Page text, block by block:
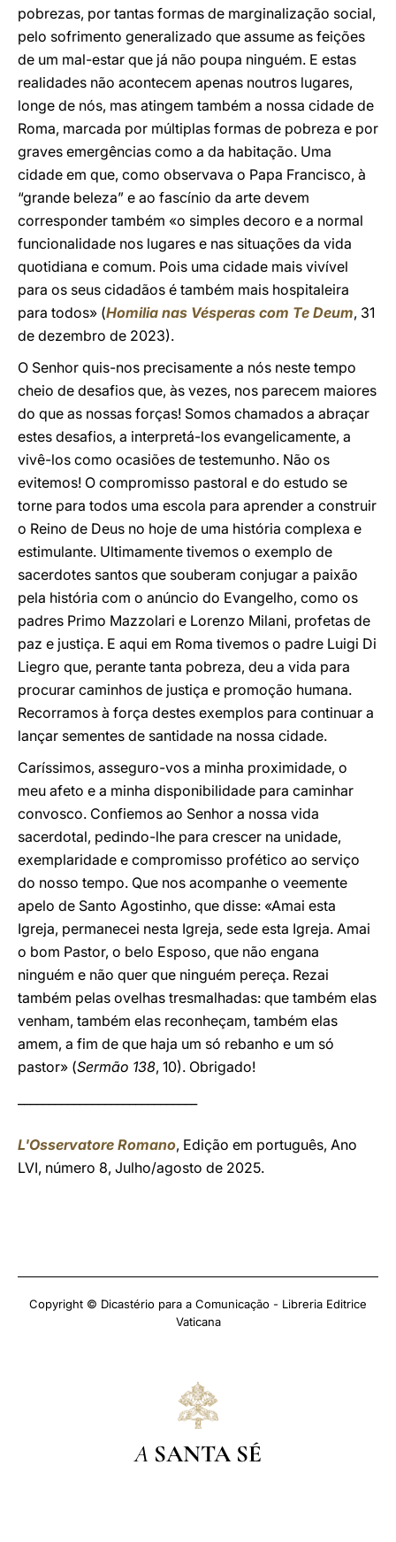
pobrezas, por tantas formas de marginalização social,
pelo sofrimento generalizado que assume as feições
de um mal-estar que já não poupa ninguém. E estas
realidades não acontecem apenas noutros lugares,
longe de nós, mas atingem também a nossa cidade de
Roma, marcada por múltiplas formas de pobreza e por
graves emergências como a da habitação. Uma
cidade em que, como observava o Papa Francisco, à
“grande beleza” e ao fascínio da arte devem
corresponder também «o simples decoro e a normal
funcionalidade nos lugares e nas situações da vida
quotidiana e comum. Pois uma cidade mais vivível
para os seus cidadãos é também mais hospitaleira
para todos» (Homilia nas Vésperas com Te Deum, 31
de dezembro de 2023).
O Senhor quis-nos precisamente a nós neste tempo
cheio de desafios que, às vezes, nos parecem maiores
do que as nossas forças! Somos chamados a abraçar
estes desafios, a interpretá-los evangelicamente, a
vivê-los como ocasiões de testemunho. Não os
evitemos! O compromisso pastoral e do estudo se
torne para todos uma escola para aprender a construir
o Reino de Deus no hoje de uma história complexa e
estimulante. Ultimamente tivemos o exemplo de
sacerdotes santos que souberam conjugar a paixão
pela história com o anúncio do Evangelho, como os
padres Primo Mazzolari e Lorenzo Milani, profetas de
paz e justiça. E aqui em Roma tivemos o padre Luigi Di
Liegro que, perante tanta pobreza, deu a vida para
procurar caminhos de justiça e promoção humana.
Recorramos à força destes exemplos para continuar a
lançar sementes de santidade na nossa cidade.
Caríssimos, asseguro-vos a minha proximidade, o
meu afeto e a minha disponibilidade para caminhar
convosco. Confiemos ao Senhor a nossa vida
sacerdotal, pedindo-lhe para crescer na unidade,
exemplaridade e compromisso profético ao serviço
do nosso tempo. Que nos acompanhe o veemente
apelo de Santo Agostinho, que disse: «Amai esta
Igreja, permanecei nesta Igreja, sede esta Igreja. Amai
o bom Pastor, o belo Esposo, que não engana
ninguém e não quer que ninguém pereça. Rezai
também pelas ovelhas tresmalhadas: que também elas
venham, também elas reconheçam, também elas
amem, a fim de que haja um só rebanho e um só
pastor» (Sermão 138, 10). Obrigado!
L'Osservatore Romano, Edição em português, Ano
LVI, número 8, Julho/agosto de 2025.
Copyright © Dicastério para a Comunicação - Libreria Editrice
Vaticana
A SANTA SÉ